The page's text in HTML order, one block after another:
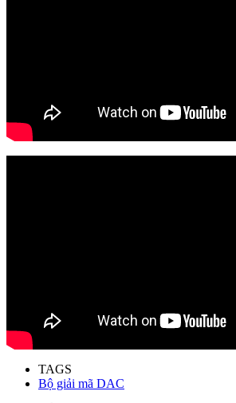
TAGS
Bộ giải mã DAC